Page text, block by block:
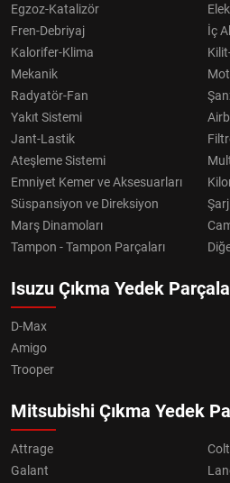
Egzoz-Katalizör
Fren-Debriyaj
İç
Kalorifer-Klima
Mekanik
Radyatör-Fan
Yakıt Sistemi
Jant-Lastik
Ateşleme Sistemi
Emniyet Kemer ve Aksesuarları
Süspansiyon ve Direksiyon
Marş Dinamoları
Tampon - Tampon Parçaları
Isuzu Çıkma Yedek
D-Max
Amigo
Trooper
Mitsubishi Çıkma Yedek
Attrage
Colt
Galant